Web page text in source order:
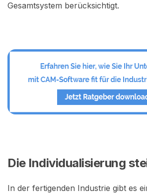
Gesamtsystem berücksichtigt.
Die Individualisierung
In der fertigenden Industrie gibt es